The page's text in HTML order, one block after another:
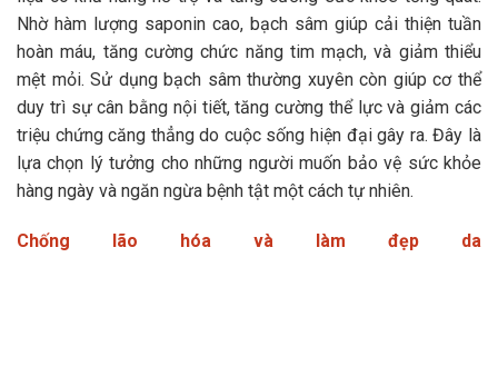
Nhờ hàm lượng saponin cao, bạch sâm giúp cải thiện tuần
hoàn máu, tăng cường chức năng tim mạch, và giảm thiểu
mệt mỏi. Sử dụng bạch sâm thường xuyên còn giúp cơ thể
duy trì sự cân bằng nội tiết, tăng cường thể lực và giảm các
triệu chứng căng thẳng do cuộc sống hiện đại gây ra. Đây là
lựa chọn lý tưởng cho những người muốn bảo vệ sức khỏe
hàng ngày và ngăn ngừa bệnh tật một cách tự nhiên.
Chống lão hóa và làm đẹp da